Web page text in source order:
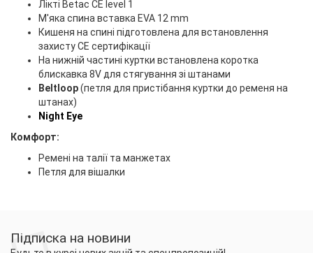
Лікті Betac CE level 1
М'яка спина вставка EVA 12 mm
Кишеня на спині підготовлена для встановлення
захисту CE сертифікації
На нижній частині куртки встановлена коротка
блискавка 8V для стягування зі штанами
Beltloop(петля для пристібання куртки до ременя на
штанах)
Night Eye
Комфорт:
Ремені на талії та манжетах
Петля для вішалки
Підписка на новини